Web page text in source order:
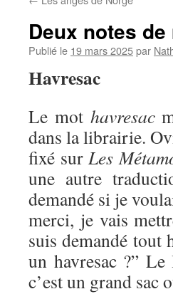
Deux notes de
Publié le 19 mars 2025par
Havresac
Le mot havresac
dans la librairie.
fixé surLes
une autre
demandé si je
merci, je vais
suis demandé tout
un havresac ?”
c’est un grand sac